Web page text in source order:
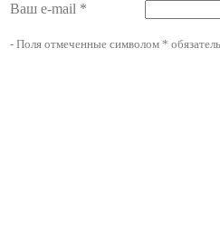
Ваш e-mail *
- Поля отмеченные символом *